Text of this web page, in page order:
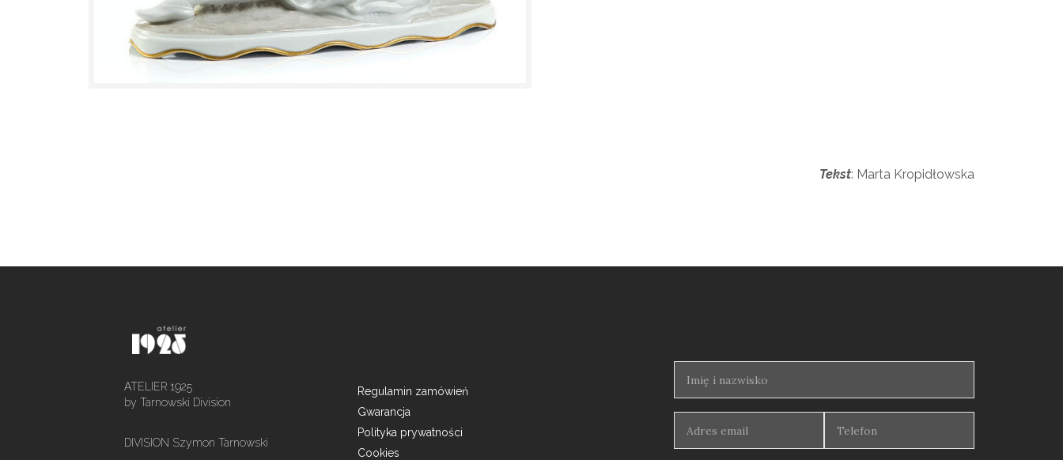
Tekst: Marta Kropidłowska
ATELIER 1925
by Tarnowski Division
DIVISION Szymon Tarnowski
Regulamin zamówień
Gwarancja
Polityka prywatności
Cookies